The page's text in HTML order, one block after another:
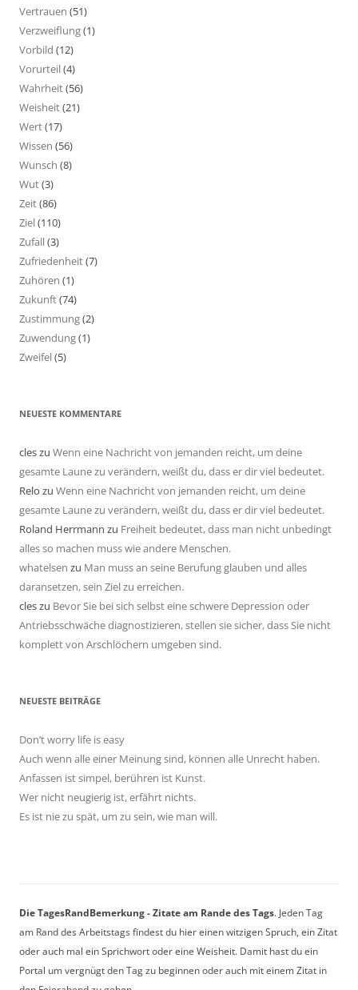
Vertrauen (51)
Verzweiflung(1)
Vorbild (12)
Vorurteil(4)
Wahrheit(56)
Weisheit(21)
Wert(17)
Wissen (56)
Wunsch (8)
Wut(3)
Zeit(86)
Ziel(110)
Zufall(3)
Zufriedenheit(7)
Zuhören (1)
Zukunft(74)
Zustimmung(2)
Zuwendung(1)
Zweifel(5)
NEUESTE KOMMENTARE
cleszu Wenn eine Nachricht von jemanden reicht, um deine
gesamte Laune zu verändern, weißt du, dass er dir viel bedeutet.
Relo zu Wenn eine Nachricht von jemanden reicht, um deine
gesamte Laune zu verändern, weißt du, dass er dir viel bedeutet.
Roland Herrmann zu Freiheit bedeutet, dass man nicht unbedingt
alles so machen muss wie andere Menschen.
whatelsen zu Man muss an seine Berufung glauben und alles
daransetzen, sein Ziel zu erreichen.
cleszu Bevor Sie bei sich selbst eine schwere Depression oder
Antriebsschwäche diagnostizieren, stellen sie sicher, dass Sie nicht
komplett von Arschlöchern umgeben sind.
NEUESTE BEITRÄGE
Don’t worry life is easy
Auch wenn alle einer Meinung sind, können alle Unrecht haben.
Anfassen ist simpel, berühren ist Kunst.
Wer nicht neugierig ist, erfährt nichts.
Es ist nie zu spät, um zu sein, wie man will.
Die TagesRandBemerkung - Zitate am Rande des Tags. Jeden Tag
am Rand des Arbeitstags findest du hier einen witzigen Spruch, ein Zitat
oder auch mal ein Sprichwort oder eine Weisheit. Damit hast du ein
Portal um vergnügt den Tag zu beginnen oder auch mit einem Zitat in